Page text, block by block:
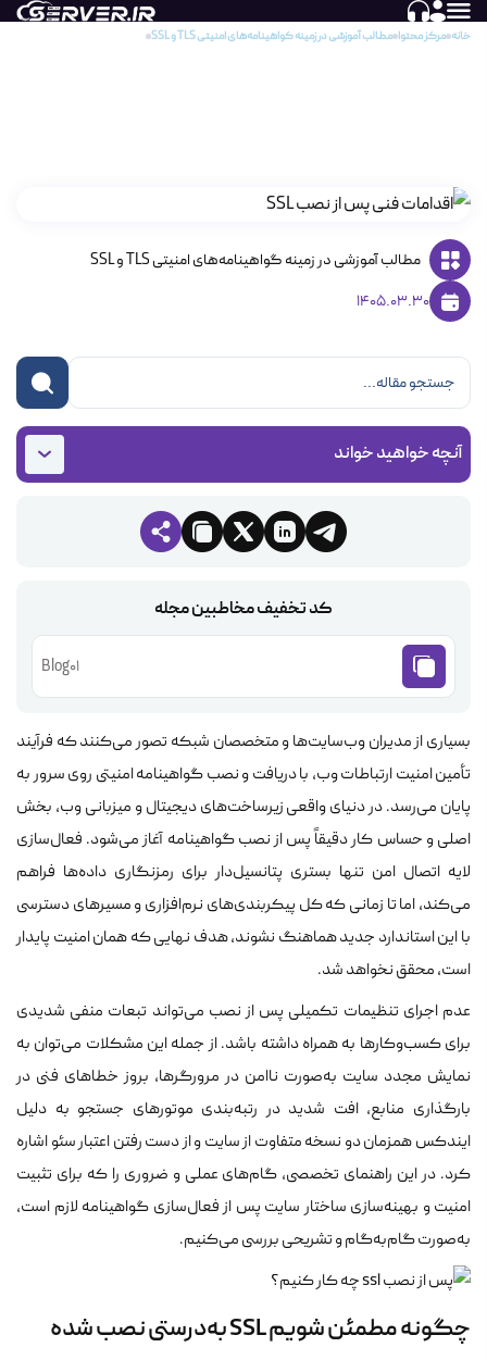
خانه مرکز محتوا مطالب آموزشی در زمینه گواهینامه‌های امنیتی TLS و SSL
مطالب آموزشی در زمینه گواهینامه‌های امنیتی TLS و SSL
1405.03.30
آنچه خواهید خواند
کد تخفیف مخاطبین مجله
Blog01
بسیاری از مدیران وب‌سایت‌ها و متخصصان شبکه تصور می‌کنند که فرآیند
تأمین امنیت ارتباطات وب، با دریافت و نصب گواهینامه امنیتی روی سرور به
پایان می‌رسد. در دنیای واقعی زیرساخت‌های دیجیتال و میزبانی وب، بخش
اصلی و حساس کار دقیقاً پس از نصب گواهینامه آغاز می‌شود. فعال‌سازی
لایه اتصال امن تنها بستری پتانسیل‌دار برای رمزنگاری داده‌ها فراهم
می‌کند، اما تا زمانی که کل پیکربندی‌های نرم‌افزاری و مسیرهای دسترسی
با این استاندارد جدید هماهنگ نشوند، هدف نهایی که همان امنیت پایدار
است، محقق نخواهد شد.
عدم اجرای تنظیمات تکمیلی پس از نصب می‌تواند تبعات منفی شدیدی
برای کسب‌وکارها به همراه داشته باشد. از جمله این مشکلات می‌توان به
نمایش مجدد سایت به‌صورت ناامن در مرورگرها، بروز خطاهای فنی در
بارگذاری منابع، افت شدید در رتبه‌بندی موتورهای جستجو به دلیل
ایندکس همزمان دو نسخه متفاوت از سایت و از دست رفتن اعتبار سئو اشاره
کرد. در این راهنمای تخصصی، گام‌های عملی و ضروری را که برای تثبیت
امنیت و بهینه‌سازی ساختار سایت پس از فعال‌سازی گواهینامه لازم است،
به‌صورت گام‌به‌گام و تشریحی بررسی می‌کنیم.
چگونه مطمئن شویم SSL به‌درستی نصب شده